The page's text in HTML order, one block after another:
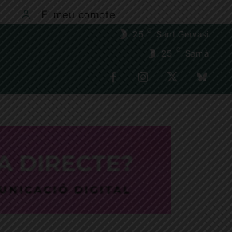
El meu compte
25
Sant Gervasi
25
Sarrià